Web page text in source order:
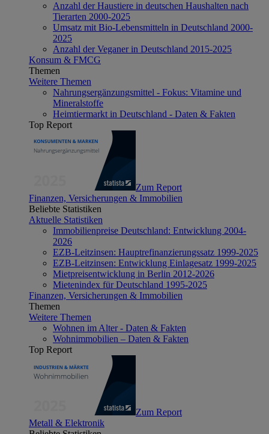
Anzahl der Haustiere in deutschen Haushalten nach
Tierarten 2000-2025
Umsatz mit Bio-Lebensmitteln in Deutschland 2000-
2025
Anzahl der Veganer in Deutschland 2015-2025
Konsum & FMCG
Themen
Weitere Themen
Nahrungsergänzungsmittel - Fokus: Vitamine und
Mineralstoffe
Heimtiermarkt in Deutschland - Daten & Fakten
Top Report
Zum Report
Finanzen, Versicherungen & Immobilien
Beliebte Statistiken
Aktuelle Statistiken
Immobilienpreise Deutschland: Entwicklung 2004-
2026
EZB-Leitzinsen: Hauptrefinanzierungssatz 1999-2025
EZB-Leitzinsen: Entwicklung Einlagesatz 1999-2025
Mietpreisentwicklung in Berlin 2012-2026
Mietenindex für Deutschland 1995-2025
Finanzen, Versicherungen & Immobilien
Themen
Weitere Themen
Wohnen im Alter - Daten & Fakten
Wohnimmobilien – Daten & Fakten
Top Report
Zum Report
Metall & Elektronik